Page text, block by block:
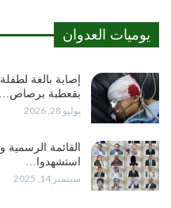
يوميات العدوان
إصابة بالغة
بقعطبة برصاص…
يوليو 28, 2026
القائمة الرسمية
استشهدوا…
سبتمبر 14, 2025